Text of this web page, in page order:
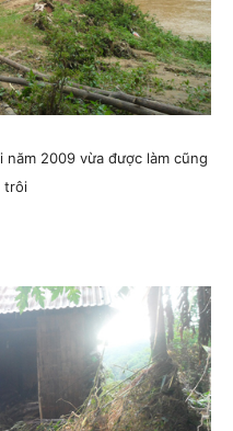
2009 vừa được làm cũng
trôi